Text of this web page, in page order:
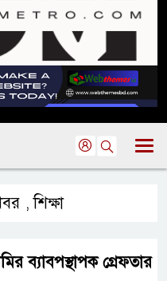
,শিক্ষা
ব্যাবপস্থাপক গ্রেফতার